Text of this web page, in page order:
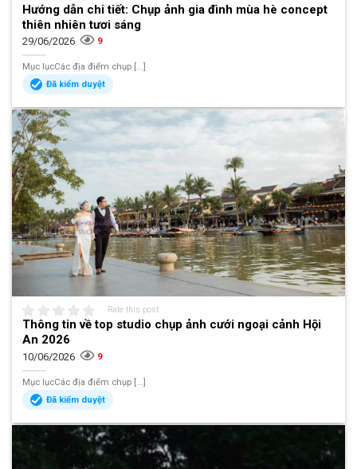
Hướng dẫn chi tiết: Chụp ảnh gia đình mùa hè concept
thiên nhiên tươi sáng
29/06/2026 9
Mục lụcCác địa điểm chụp [...]
Đã kiểm duyệt
Rate this post
Thông tin về top studio chụp ảnh cưới ngoại cảnh Hội
An 2026
10/06/2026 9
Mục lụcCác địa điểm chụp [...]
Đã kiểm duyệt